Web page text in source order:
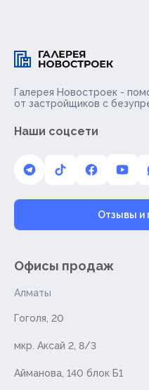
Галерея Новостроек -
от застройщиков с
Наши соцсети
Отзывы и
Офисы продаж
Алматы
Гоголя, 20
мкр. Аксай 2, 8/3
Айманова, 140 блок Б1